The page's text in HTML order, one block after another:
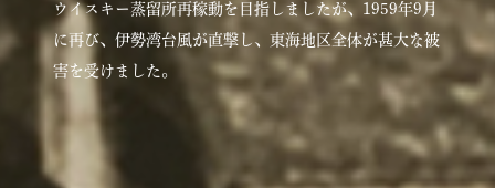
ウイスキー蒸留所再稼動を目指しましたが、1959年9月
に再び、伊勢湾台風が直撃し、東海地区全体が甚大な被
害を受けました。